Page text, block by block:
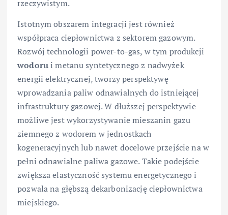
rzeczywistym.
Istotnym obszarem integracji jest również
współpraca ciepłownictwa z sektorem gazowym.
Rozwój technologii power-to-gas, w tym produkcji
wodorui metanu syntetycznego z nadwyżek
energii elektrycznej, tworzy perspektywę
wprowadzania paliw odnawialnych do istniejącej
infrastruktury gazowej. W dłuższej perspektywie
możliwe jest wykorzystywanie mieszanin gazu
ziemnego z wodorem w jednostkach
kogeneracyjnych lub nawet docelowe przejście na w
pełni odnawialne paliwa gazowe. Takie podejście
zwiększa elastyczność systemu energetycznego i
pozwala na głębszą dekarbonizację ciepłownictwa
miejskiego.